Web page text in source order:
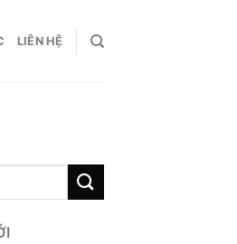
LIÊN HỆ